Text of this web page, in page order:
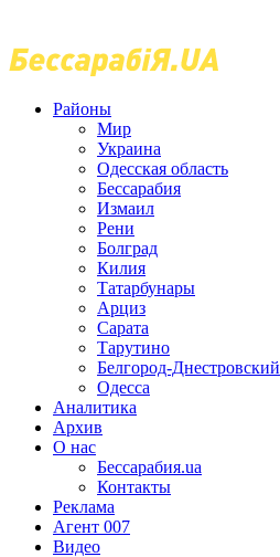
Районы
Мир
Украина
Одесская область
Бессарабия
Измаил
Рени
Болград
Килия
Татарбунары
Арциз
Сарата
Тарутино
Белгород-Днестровский
Одесса
Аналитика
Архив
О нас
Бессарабия.ua
Контакты
Реклама
Агент 007
Видео